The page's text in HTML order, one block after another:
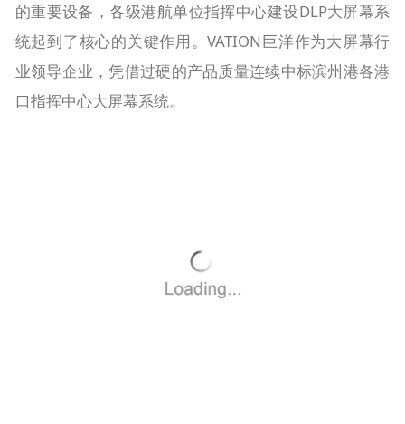
的重要设备，各级港航单位指挥中心建设DLP大屏幕系
统起到了核心的关键作用。VATION巨洋作为大屏幕行
业领导企业，凭借过硬的产品质量连续中标滨州港各港
口指挥中心大屏幕系统。